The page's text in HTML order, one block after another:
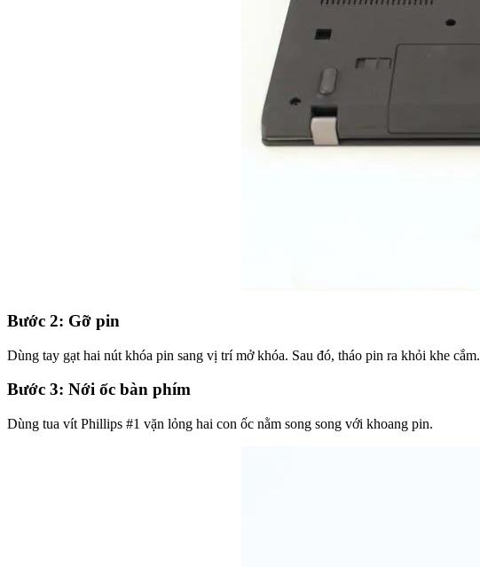
Bước 2: Gỡ pin
Dùng tay gạt hai nút khóa pin sang vị trí mở khóa. Sau đó, tháo pin ra khỏi khe cắm.
Bước 3: Nới ốc bàn phím
Dùng tua vít Phillips #1 vặn lỏng hai con ốc nằm song song với khoang pin.